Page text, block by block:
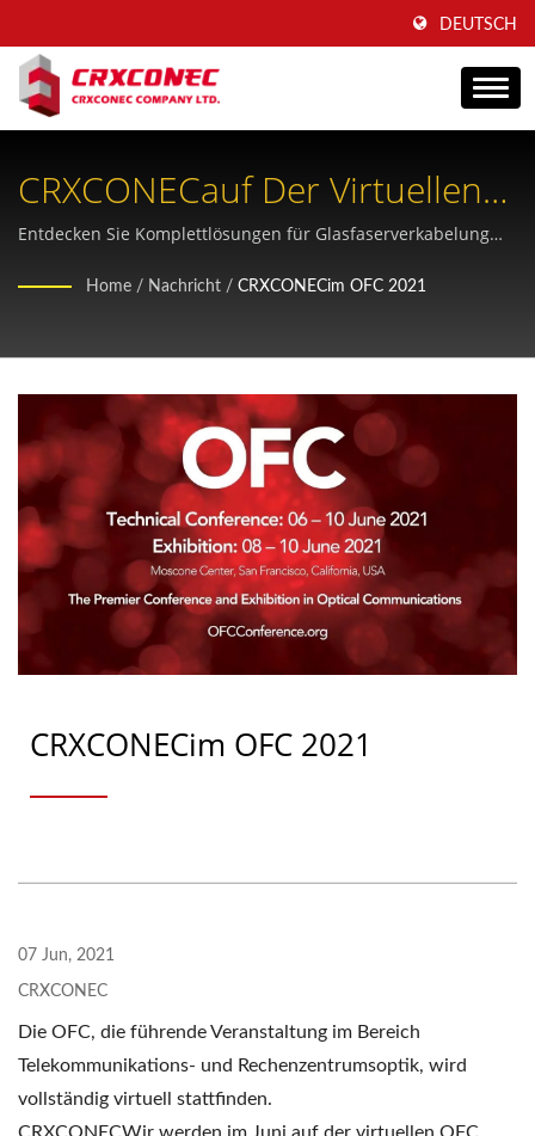
DEUTSCH
CRXCONECauf Der Virtuellen
OFC 2021-Ausstellung
Entdecken Sie Komplettlösungen für Glasfaserverkabelung
Gewerbegebäude.
Home / Nachricht / CRXCONECim OFC 2021
CRXCONECim OFC 2021
07 Jun, 2021
CRXCONEC
Die OFC, die führende Veranstaltung im Bereich
Telekommunikations- und Rechenzentrumsoptik, wird
vollständig virtuell stattfinden.